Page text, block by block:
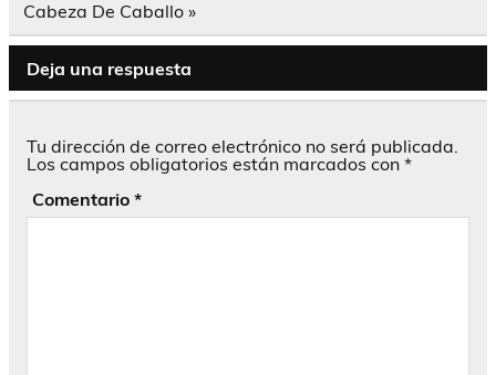
entradas
Cabeza De Caballo »
Deja una respuesta
Tu dirección de correo electrónico no será publicada.
Los campos obligatorios están marcados con *
Comentario *